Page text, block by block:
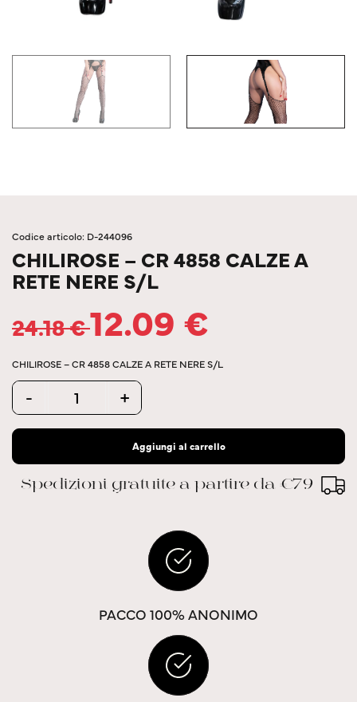
Codice articolo: D-244096
CHILIROSE – CR 4858 CALZE A
RETE NERE S/L
24.18€12.09 €
CHILIROSE – CR 4858 CALZE A RETE NERE S/L
Quantity
- +
Aggiungi al carrello
Spedizioni gratuite a partire da €79
PACCO 100% ANONIMO